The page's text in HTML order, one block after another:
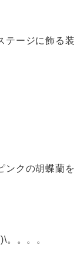
テージに飾る
ンクの胡蝶蘭
。。。。